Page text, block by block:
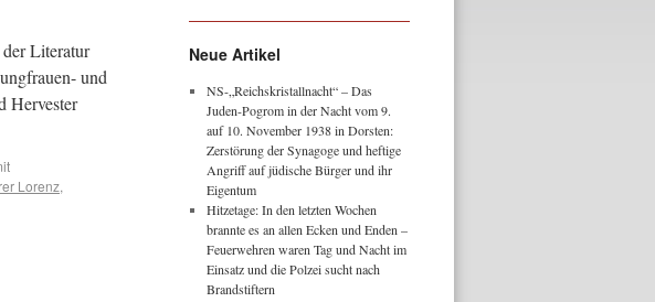
Literatur
und
Hervester
Lorenz,
Neue Artikel
NS-„Reichskristallnacht“ – Das
Juden-Pogrom in der Nacht vom 9.
auf 10. November 1938 in Dorsten:
Zerstörung der Synagoge und heftige
Angriff auf jüdische Bürger und ihr
Eigentum
Hitzetage: In den letzten Wochen
brannte es an allen Ecken und Enden –
Feuerwehren waren Tag und Nacht im
Einsatz und die Polzei sucht nach
Brandstiftern